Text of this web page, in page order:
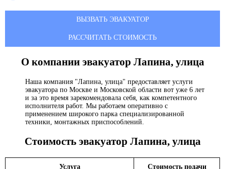
ВЫЗВАТЬ ЭВАКУАТОР
РАССЧИТАТЬ СТОИМОСТЬ
О компании эвакуатор Лапина, улица
Наша компания "Лапина, улица" предоставляет услуги
эвакуатора по Москве и Московской области вот уже 6 лет
и за это время зарекомендовала себя, как компетентного
исполнителя работ. Мы работаем оперативно с
применением широкого парка специализированной
техники, монтажных приспособлений.
Стоимость эвакуатор Лапина, улица
Услуга Стоимость подачи